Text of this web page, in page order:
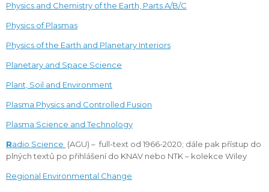
Physics and Chemistry of the Earth, Parts A/B/C
Physics of Plasmas
Physics of the Earth and Planetary Interiors
Planetary and Space Science
Plant, Soil and Environment
Plasma Physics and Controlled Fusion
Plasma Science and Technology
Radio Science (AGU) – full-text od 1966-2020; dále pak přístup do
plných textů po přihlášení do KNAV nebo NTK – kolekce Wiley
Regional Environmental Change